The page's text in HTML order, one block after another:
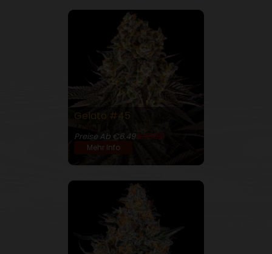
Gelato #45
Preise Ab €6.49€13.98
Mehr Info